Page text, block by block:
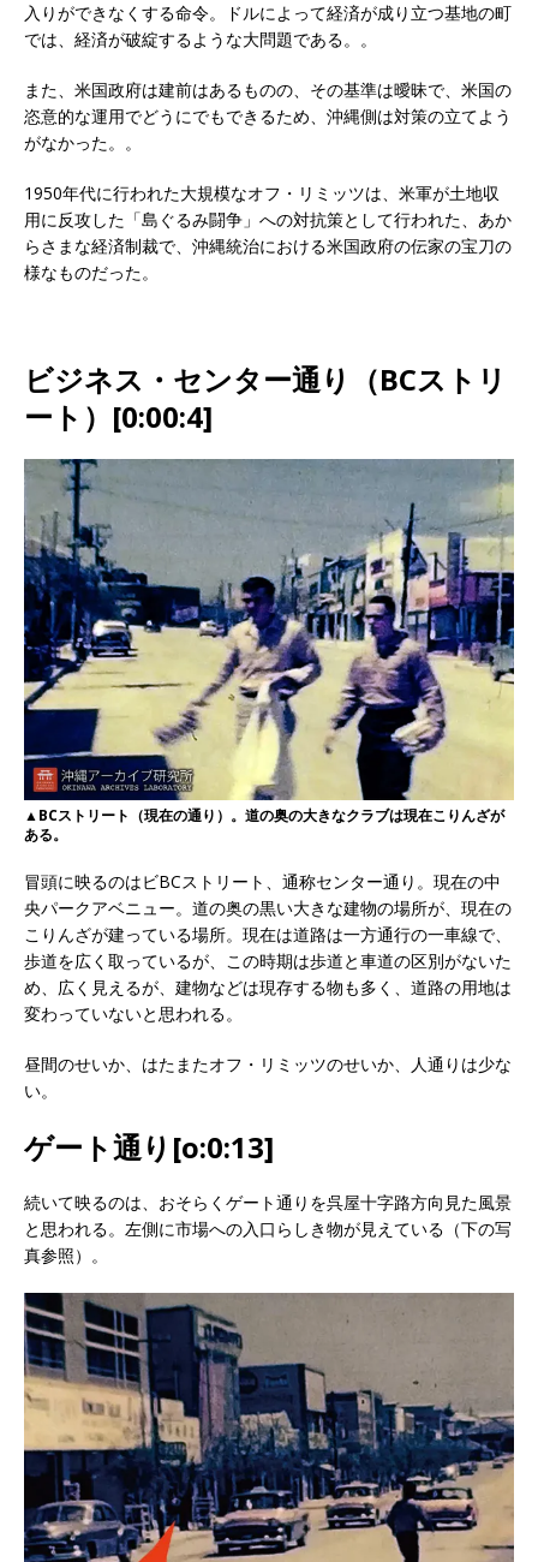
入りができなくする命令。ドルによって経済が成り立つ基地の町
では、経済が破綻するような大問題である。。
また、米国政府は建前はあるものの、その基準は曖昧で、米国の
恣意的な運用でどうにでもできるため、沖縄側は対策の立てよう
がなかった。。
1950年代に行われた大規模なオフ・リミッツは、米軍が土地収
用に反攻した「島ぐるみ闘争」への対抗策として行われた、あか
らさまな経済制裁で、沖縄統治における米国政府の伝家の宝刀の
様なものだった。
ビジネス・センター通り（BCストリ
ート）[0:00:4]
▲BCストリート（現在の通り）。道の奥の大きなクラブは現在こりんざが
ある。
冒頭に映るのはビBCストリート、通称センター通り。現在の中
央パークアベニュー。道の奥の黒い大きな建物の場所が、現在の
こりんざが建っている場所。現在は道路は一方通行の一車線で、
歩道を広く取っているが、この時期は歩道と車道の区別がないた
め、広く見えるが、建物などは現存する物も多く、道路の用地は
変わっていないと思われる。
昼間のせいか、はたまたオフ・リミッツのせいか、人通りは少な
い。
ゲート通り[o:0:13]
続いて映るのは、おそらくゲート通りを呉屋十字路方向見た風景
と思われる。左側に市場への入口らしき物が見えている（下の写
真参照）。